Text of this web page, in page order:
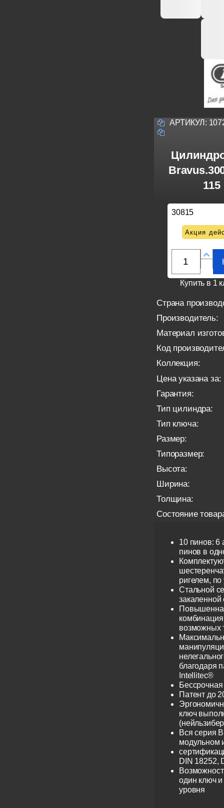
АРТИКУЛ:
115
30815
Акция
Купить в 1
Страна
Производитель:
Материал
Код
Коллекция:
Цена указана за:
Гарантия:
Тип цилиндра:
Тип ключа:
Размер:
Типоразмер:
Высота:
Ширина:
Толщина:
Состояние
10 пинов: 6
пинов в
ригелем,
Стальной
закаленной
возможных
благодаря
Intellitec®
Патент до
ключ
Вся серия
модульном
DIN 18252,
один ключ и
уровня